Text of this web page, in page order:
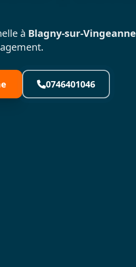
à Blagny-sur-Vingeanne
0746401046